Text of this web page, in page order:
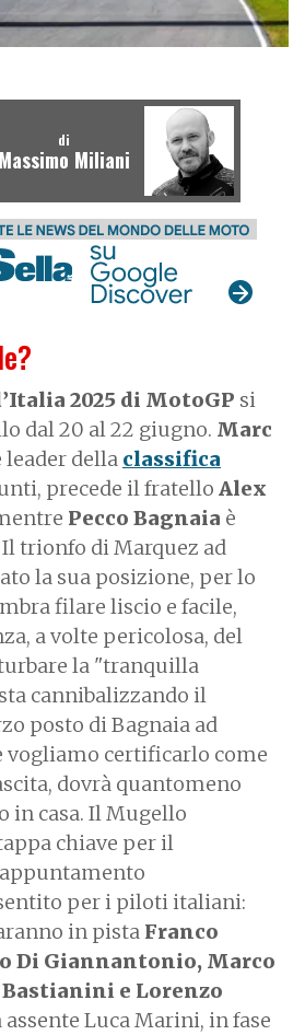
2025 di MotoGP si
dal 20 al 22 giugno. Marc
leader della classifica
precede il fratello Alex
Pecco Bagnaia è
Il trionfo di Marquez ad
la sua posizione, per lo
filare liscio e facile,
a volte pericolosa, del
la "tranquilla
cannibalizzando il
posto di Bagnaia ad
vogliamo certificarlo come
dovrà quantomeno
in casa. Il Mugello
chiave per il
per i piloti italiani:
in pista Franco
Di Giannantonio, Marco
Bastianini e Lorenzo
assente Luca Marini, in fase
di
Massimo Miliani